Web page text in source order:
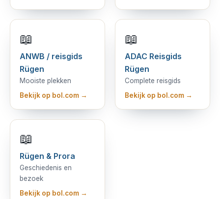
📖
ANWB / reisgids
Rügen
Mooiste plekken
Bekijk op bol.com →
📖
ADAC Reisgids
Rügen
Complete reisgids
Bekijk op bol.com →
📖
Rügen & Prora
Geschiedenis en
bezoek
Bekijk op bol.com →